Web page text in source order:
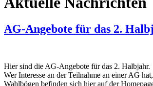
AG-Angebote für das 2.
Hier sind die AG-Angebote für das 2. Halbjahr.
Wer Interesse an der Teilnahme an einer AG
Wahlbögen befinden sich hier auf der